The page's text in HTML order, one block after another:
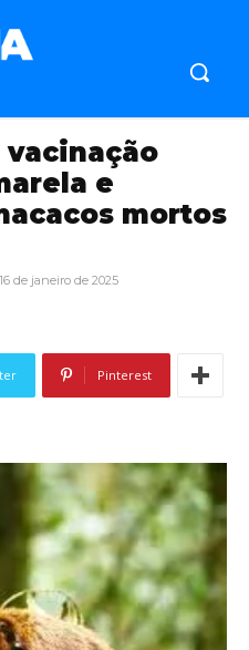
e
mortos
16 de janeiro de 2025
Pinterest